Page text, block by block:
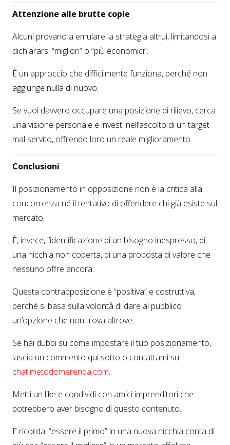
Attenzione alle brutte copie
Alcuni provano a emulare la strategia altrui, limitandosi a
dichiararsi “migliori” o “più economici”.
È un approccio che difficilmente funziona, perché non
aggiunge nulla di nuovo.
Se vuoi davvero occupare una posizione di rilievo, cerca
una visione personale e investi nell’ascolto di un target
mal servito, offrendo loro un reale miglioramento.
Conclusioni
Il posizionamento in opposizione non è la critica alla
concorrenza né il tentativo di offendere chi già esiste sul
mercato.
È, invece, l’identificazione di un bisogno inespresso, di
una nicchia non coperta, di una proposta di valore che
nessuno offre ancora.
Questa contrapposizione è “positiva” e costruttiva,
perché si basa sulla volontà di dare al pubblico
un’opzione che non trova altrove.
Se hai dubbi su come impostare il tuo posizionamento,
lascia un commento qui sotto o contattami su
chat.metodomerenda.com.
Metti un like e condividi con amici imprenditori che
potrebbero aver bisogno di questo contenuto.
E ricorda: “essere il primo” in una nuova nicchia conta di